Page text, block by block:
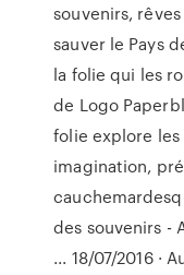
souvenirs,
sauver le Pays
la folie qui les
de Logo
folie explore
imagination,
des souvenirs -
... 18/07/2016 ·